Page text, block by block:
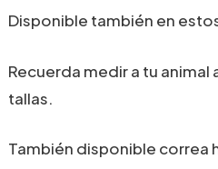
Disponible también en
Recuerda medir a tu
tallas.
También disponible correa